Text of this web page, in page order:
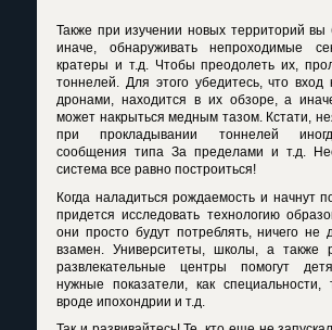
Также при изучении новых территорий вы
иначе, обнаруживать непроходимые
кратеры и т.д. Чтобы преодолеть их,
тоннелей. Для этого убедитесь, что вход
дронами, находится в их обзоре, а
может накрыться медным тазом. Кстати,
при прокладывании тоннелей
сообщения типа За пределами и т.д.
система все равно построиться!
Когда наладиться рождаемость и начнут
придется исследовать технологию
они просто будут потреблять, ничего не
взамен. Университеты, школы, а также
развлекательные центры помогут
нужные показатели, как
вроде ипохондрии и т.д.